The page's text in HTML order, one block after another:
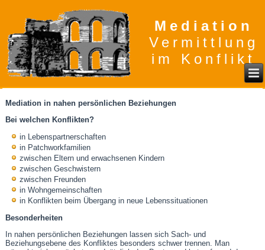
Mediation
Vermittlung
im Konflikt
Mediation in nahen persönlichen Beziehungen
Bei welchen Konflikten?
in Lebenspartnerschaften
in Patchworkfamilien
zwischen Eltern und erwachsenen Kindern
zwischen Geschwistern
zwischen Freunden
in Wohngemeinschaften
in Konflikten beim Übergang in neue Lebenssituationen
Besonderheiten
In nahen persönlichen Beziehungen lassen sich Sach- und
Beziehungsebene des Konfliktes besonders schwer trennen. Man